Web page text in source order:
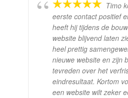
Timo
eerste contact positief
heeft hij tijdens de
website blijvend laten
heel prettig
nieuwe website en zijn
tevreden over het
eindresultaat. Kortom
een website wilt zeker